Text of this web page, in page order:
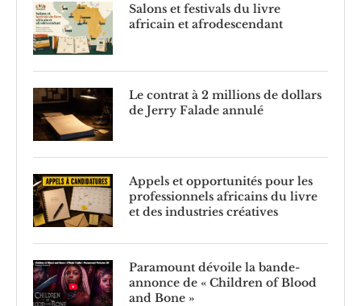
Salons et festivals du livre
africain et afrodescendant
Le contrat à 2 millions de dollars
de Jerry Falade annulé
Appels et opportunités pour les
professionnels africains du livre
et des industries créatives
Paramount dévoile la bande-
annonce de « Children of Blood
and Bone »